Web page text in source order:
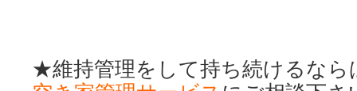
★維持管理をして持ち続けるなら